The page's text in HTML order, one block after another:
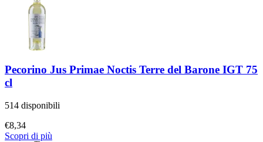
Pecorino Jus Primae Noctis Terre del Barone IGT 75
cl
514 disponibili
€8,34
Scopri di più